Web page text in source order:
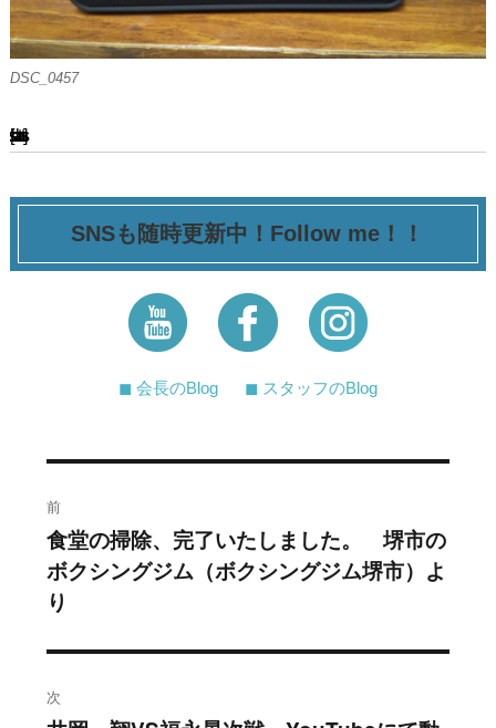
DSC_0457
[ssba-buttons]
SNSも随時更新中！Follow me！！
◼︎ 会長のBlog ◼︎ スタッフのBlog
稿
ナ
ビ
ー
前
過
去
の
食堂の掃除、完了いたしました。 堺市の
ボクシングジム（ボクシングジム堺市）よ
り
次